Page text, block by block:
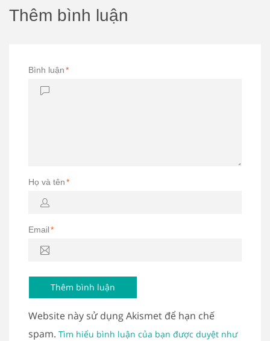
Thêm bình luận
Bình luận*
Họ và tên*
Email*
Website này sử dụng Akismet để hạn chế
spam. Tìm hiểu bình luận của bạn được duyệt như